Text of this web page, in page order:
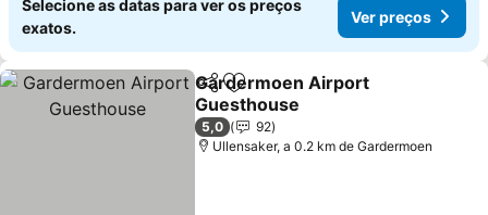
Selecione as datas para ver os preços
exatos.
Ver preços
PartilharAdicionar aos favoritos
Gardermoen Airport
Guesthouse
5,0
92
Ullensaker, a 0.2 km de Gardermoen